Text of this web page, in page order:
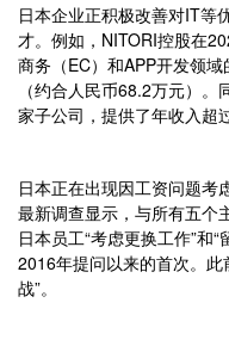
日本企业正积极改善对IT等
才。例如，NITORI控股在
商务（EC）和APP开发领
（约合人民币68.2万元）
家子公司，提供了年收入超
日本正在出现因工资问题考
最新调查显示，与所有五个
日本员工“考虑更换工作”和
2016年提问以来的首次。
战”。